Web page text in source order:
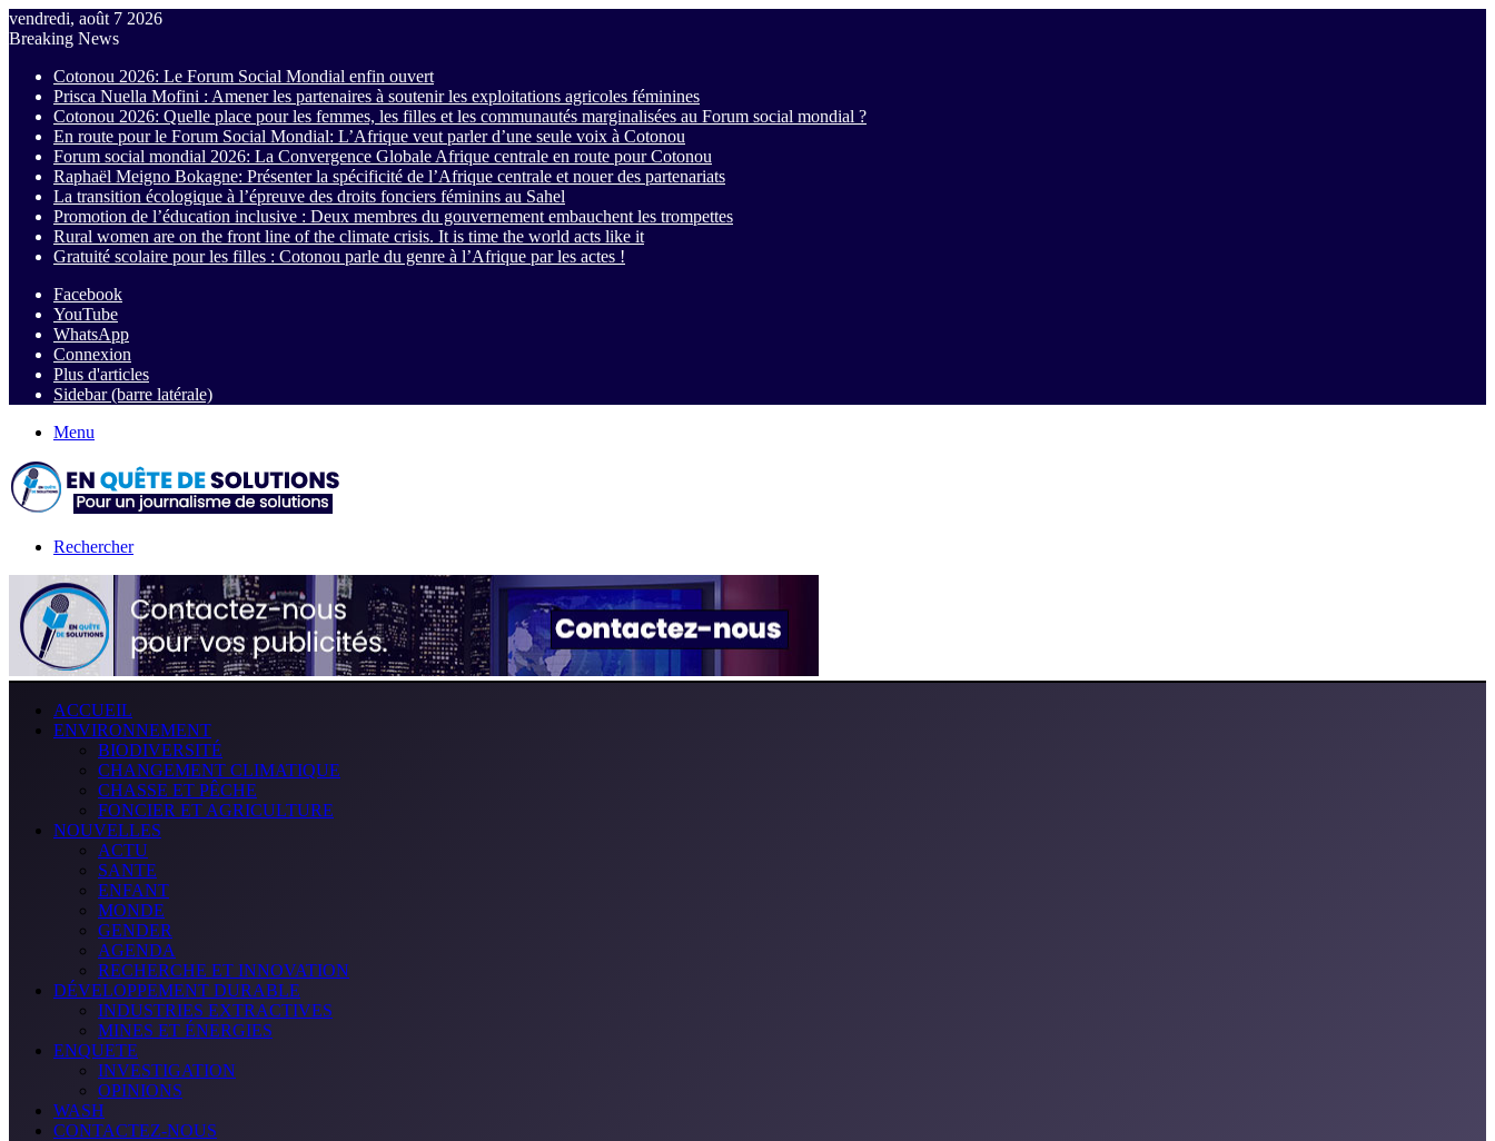
vendredi, août 7 2026
Breaking News
Cotonou 2026: Le Forum Social Mondial enfin ouvert
Prisca Nuella Mofini : Amener les partenaires à soutenir les exploitations agricoles féminines
Cotonou 2026: Quelle place pour les femmes, les filles et les communautés marginalisées au Forum social mondial ?
En route pour le Forum Social Mondial: L’Afrique veut parler d’une seule voix à Cotonou
Forum social mondial 2026: La Convergence Globale Afrique centrale en route pour Cotonou
Raphaël Meigno Bokagne: Présenter la spécificité de l’Afrique centrale et nouer des partenariats
La transition écologique à l’épreuve des droits fonciers féminins au Sahel
Promotion de l’éducation inclusive : Deux membres du gouvernement embauchent les trompettes
Rural women are on the front line of the climate crisis. It is time the world acts like it
Gratuité scolaire pour les filles : Cotonou parle du genre à l’Afrique par les actes !
Facebook
YouTube
WhatsApp
Connexion
Plus d'articles
Sidebar (barre latérale)
Menu
Rechercher
ACCUEIL
ENVIRONNEMENT
BIODIVERSITÉ
CHANGEMENT CLIMATIQUE
CHASSE ET PÊCHE
FONCIER ET AGRICULTURE
NOUVELLES
ACTU
SANTE
ENFANT
MONDE
GENDER
AGENDA
RECHERCHE ET INNOVATION
DÉVELOPPEMENT DURABLE
INDUSTRIES EXTRACTIVES
MINES ET ÉNERGIES
ENQUETE
INVESTIGATION
OPINIONS
WASH
CONTACTEZ-NOUS